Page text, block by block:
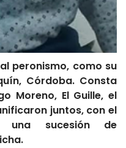
peronismo, como su
Córdoba. Consta
Moreno, El Guille, el
juntos, con el
una sucesión de